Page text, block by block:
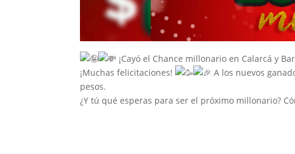
¡Cayó el Chance millonario en Calarcá y
¡Muchas felicitaciones!
A los nuevos
pesos.
¿Y tú qué esperas para ser el próximo millonario?